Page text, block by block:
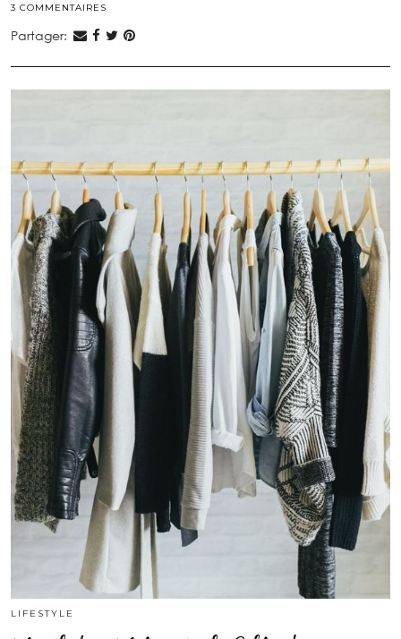
3 COMMENTAIRES
Partager:
LIFESTYLE